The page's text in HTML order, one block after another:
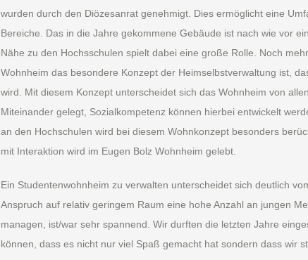
wurden durch den Diözesanrat genehmigt. Dies ermöglicht eine
Bereiche. Das in die Jahre gekommene Gebäude ist nach wie vor
Nähe zu den Hochsschulen spielt dabei eine große Rolle. Noch
Wohnheim das besondere Konzept der Heimselbstverwaltung ist,
wird. Mit diesem Konzept unterscheidet sich das Wohnheim von
Miteinander gelegt, Sozialkompetenz können hierbei entwickelt
an den Hochschulen wird bei diesem Wohnkonzept besonders
mit Interaktion wird im Eugen Bolz Wohnheim gelebt.
Ein Studentenwohnheim zu verwalten unterscheidet sich deutlich
Anspruch auf relativ geringem Raum eine hohe Anzahl an jungen
managen, ist/war sehr spannend. Wir durften die letzten Jahre
können, dass es nicht nur viel Spaß gemacht hat sondern dass wir